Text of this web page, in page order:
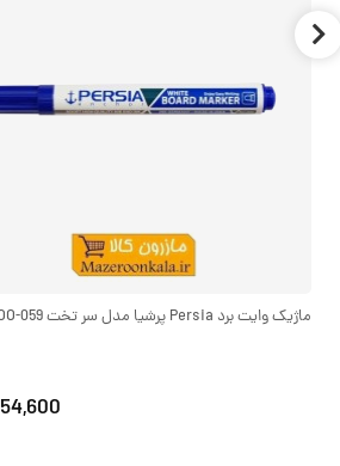
ماژیک وایت برد Persia پرشیا مدل سر تخت SOO-059
54,600